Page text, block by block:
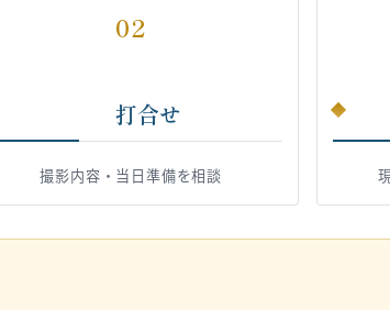
02
打合せ
撮影内容・当日準備を相談